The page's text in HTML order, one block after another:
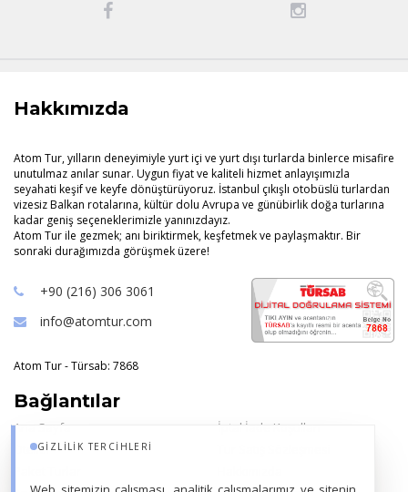
GIZLILIK TERCIHLERI
Hakkımızda
Atom Tur, yılların deneyimiyle yurt içi ve yurt dışı turlarda binlerce misafire
unutulmaz anılar sunar. Uygun fiyat ve kaliteli hizmet anlayışımızla
seyahati keşif ve keyfe dönüştürüyoruz. İstanbul çıkışlı otobüslü turlardan
vizesiz Balkan rotalarına, kültür dolu Avrupa ve günübirlik doğa turlarına
kadar geniş seçeneklerimizle yanınızdayız.
Atom Tur ile gezmek; anı biriktirmek, keşfetmek ve paylaşmaktır. Bir
sonraki durağımızda görüşmek üzere!
+90 (216) 306 3061
info@atomtur.com
Atom Tur - Türsab: 7868
Bağlantılar
Ana Sayfa
Oteller
İptal İade Koşulları